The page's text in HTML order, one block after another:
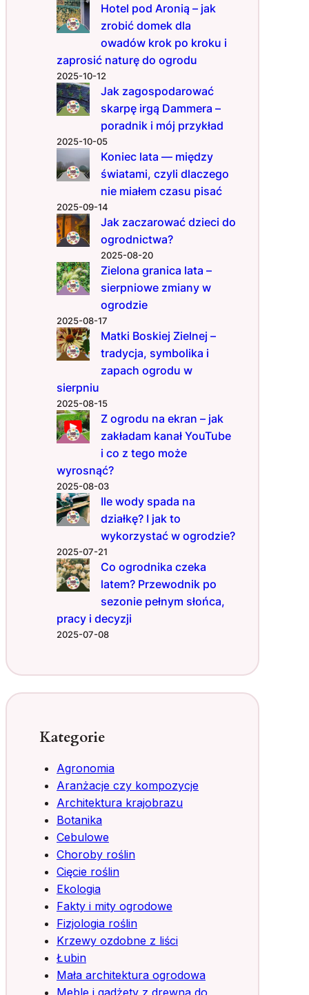
e
u
a
w
y
e
ą
y
m
w
z
e
m
Hotel pod Aronią – jak
zrobić domek dla
owadów krok po kroku i
zaprosić naturę do ogrodu
2025-10-12
Jak zagospodarować
skarpę irgą Dammera –
poradnik i mój przykład
2025-10-05
Koniec lata — między
światami, czyli dlaczego
nie miałem czasu pisać
2025-09-14
Jak zaczarować dzieci do
ogrodnictwa?
2025-08-20
Zielona granica lata –
sierpniowe zmiany w
ogrodzie
2025-08-17
Matki Boskiej Zielnej –
tradycja, symbolika i
zapach ogrodu w
sierpniu
2025-08-15
Z ogrodu na ekran – jak
zakładam kanał YouTube
i co z tego może
wyrosnąć?
2025-08-03
Ile wody spada na
działkę? I jak to
wykorzystać w ogrodzie?
2025-07-21
Co ogrodnika czeka
latem? Przewodnik po
sezonie pełnym słońca,
pracy i decyzji
2025-07-08
Kategorie
Agronomia
Aranżacje czy kompozycje
Architektura krajobrazu
Botanika
Cebulowe
Choroby roślin
Cięcie roślin
Ekologia
Fakty i mity ogrodowe
Fizjologia roślin
Krzewy ozdobne z liści
Łubin
Mała architektura ogrodowa